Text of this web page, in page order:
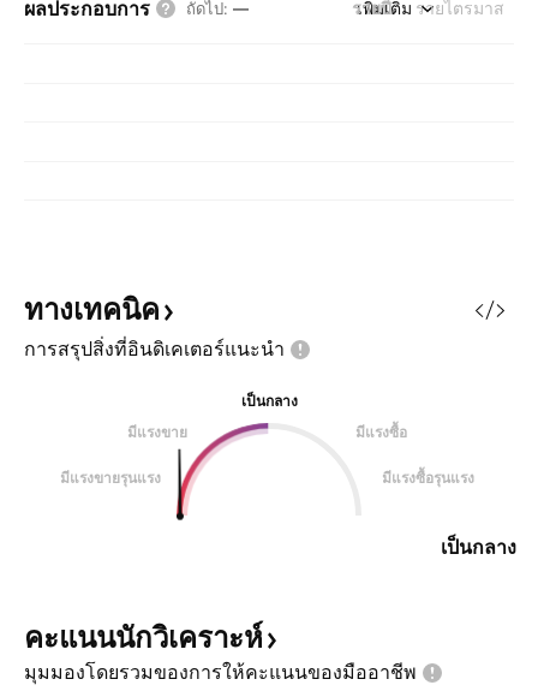
ผลประกอบการ ถัดไป: — รายปี รายไตรมาส
เพิ่มเติม
ทางเทคนิค
การสรุปสิ่งที่อินดิเคเตอร์แนะนำ
เป็นกลาง
มีแรงขาย
มีแรงซื้อ
มีแรงขายรุนแรง มีแรงซื้อรุนแรง
เป็นกลาง
คะแนนนักวิเคราะห์
มุมมองโดยรวมของการให้คะแนนของมืออาชีพ